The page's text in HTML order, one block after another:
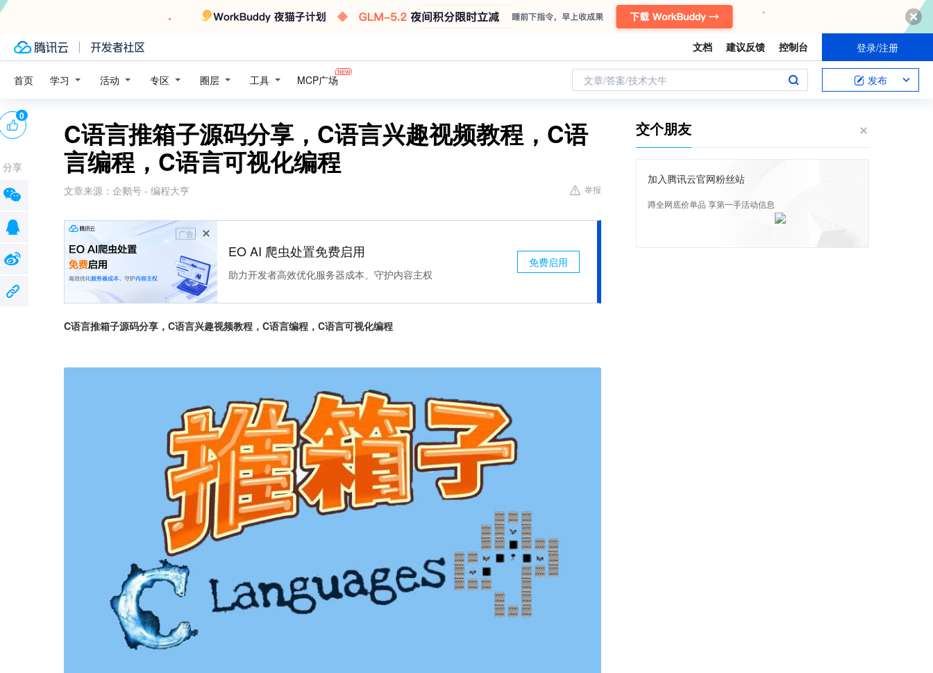
文档 建议反馈 控制台 登录/注册
首页 学习 活动 专区 圈层 工具 MCP广场 文章/答案/技术大牛 发布
C语言推箱子源码分享，C语言兴趣视频教程，C语
言编程，C语言可视化编程
文章来源： 企鹅号 - 编程大亨 举报
广告
EO AI 爬虫处置免费启用
助力开发者高效优化服务器成本、守护内容主权
免费启用
C语言推箱子源码分享，C语言兴趣视频教程，C语言编程，C语言可视化编程
0
分享
交个朋友
加入腾讯云官网粉丝站
蹲全网底价单品 享第一手活动信息